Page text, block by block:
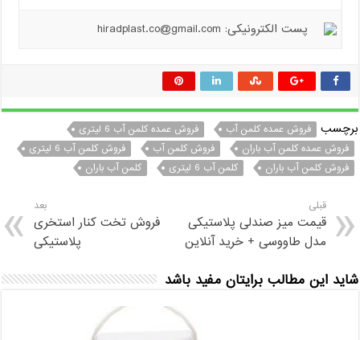
پست الکترونیکی: hiradplast.co@gmail.com
برچسب فروش عمده کلمن آب
فروش عمده کلمن آب 6 لیتری
فروش عمده کلمن آب باران
فروش کلمن آب
فروش کلمن آب 6 لیتری
فروش کلمن آب باران
کلمن آب 6 لیتری کلمن آب باران
قبلی
قیمت میز صندلی پلاستیکی
مدل طاووسی + خرید آنلاین
بعد
فروش تخت کنار استخری
پلاستیکی
شاید این مطالب برایتان مفید باشد